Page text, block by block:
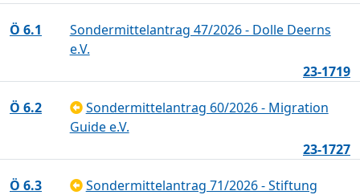
Ö 6.1
Sondermittelantrag 47/2026 - Dolle Deerns
e.V.
23-1719
Ö 6.2
Sondermittelantrag 60/2026 - Migration
Guide e.V.
23-1727
Ö 6.3
Sondermittelantrag 71/2026 - Stiftung